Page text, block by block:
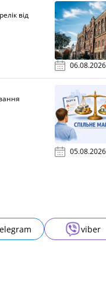
від
06.08.2026
05.08.2026
viber